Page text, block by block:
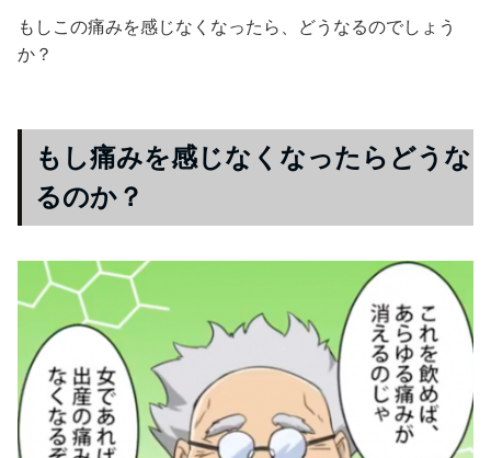
もしこの痛みを感じなくなったら、どうなるのでしょう
か？
もし痛みを感じなくなったらどうな
るのか？